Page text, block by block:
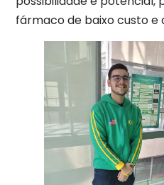
fármaco de baixo custo e